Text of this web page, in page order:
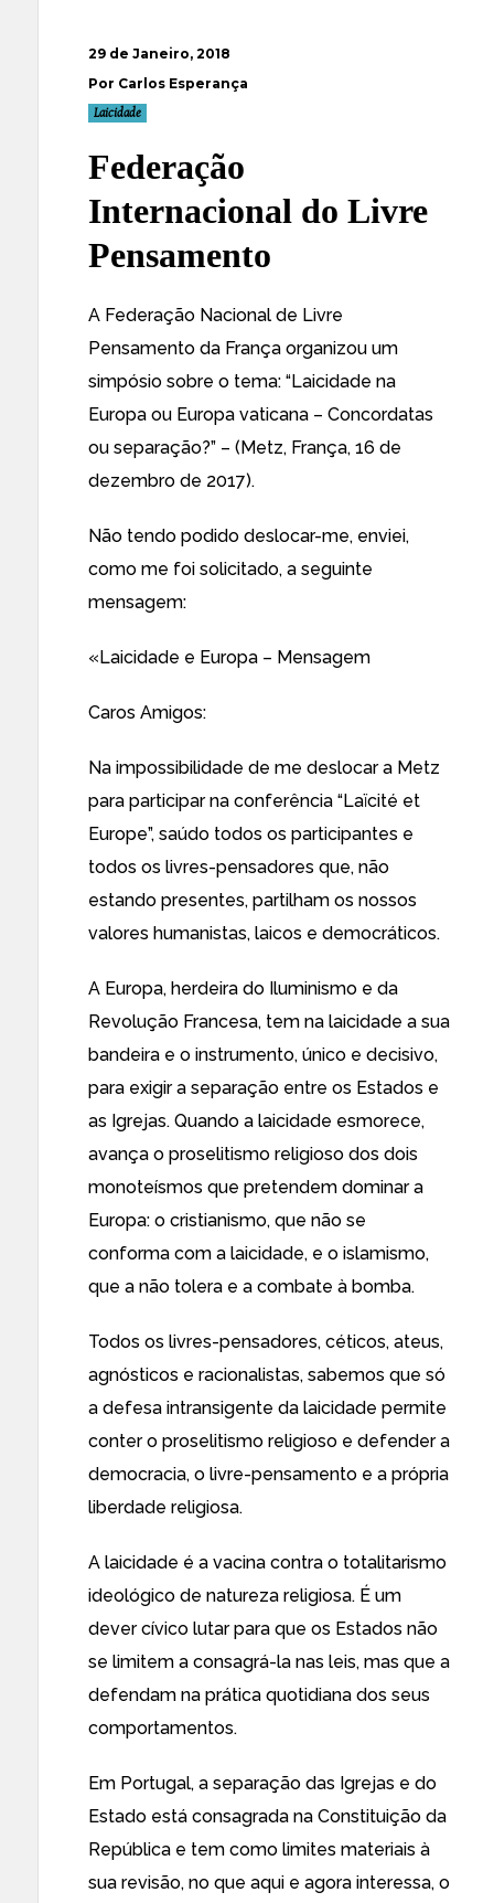
29 de Janeiro, 2018
Por Carlos Esperança
Laicidade
Federação
Internacional do Livre
Pensamento
A Federação Nacional de Livre
Pensamento da França organizou um
simpósio sobre o tema: “Laicidade na
Europa ou Europa vaticana – Concordatas
ou separação?” – (Metz, França, 16 de
dezembro de 2017).
Não tendo podido deslocar-me, enviei,
como me foi solicitado, a seguinte
mensagem:
«Laicidade e Europa – Mensagem
Caros Amigos:
Na impossibilidade de me deslocar a Metz
para participar na conferência “Laïcité et
Europe”, saúdo todos os participantes e
todos os livres-pensadores que, não
estando presentes, partilham os nossos
valores humanistas, laicos e democráticos.
A Europa, herdeira do Iluminismo e da
Revolução Francesa, tem na laicidade a sua
bandeira e o instrumento, único e decisivo,
para exigir a separação entre os Estados e
as Igrejas. Quando a laicidade esmorece,
avança o proselitismo religioso dos dois
monoteísmos que pretendem dominar a
Europa: o cristianismo, que não se
conforma com a laicidade, e o islamismo,
que a não tolera e a combate à bomba.
Todos os livres-pensadores, céticos, ateus,
agnósticos e racionalistas, sabemos que só
a defesa intransigente da laicidade permite
conter o proselitismo religioso e defender a
democracia, o livre-pensamento e a própria
liberdade religiosa.
A laicidade é a vacina contra o totalitarismo
ideológico de natureza religiosa. É um
dever cívico lutar para que os Estados não
se limitem a consagrá-la nas leis, mas que a
defendam na prática quotidiana dos seus
comportamentos.
Em Portugal, a separação das Igrejas e do
Estado está consagrada na Constituição da
República e tem como limites materiais à
sua revisão, no que aqui e agora interessa, o